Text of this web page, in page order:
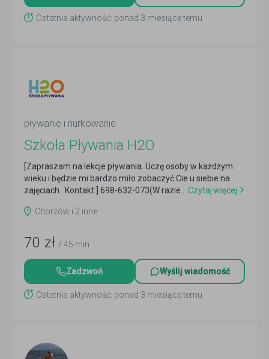
Ostatnia aktywność: ponad 3 miesiące temu
pływanie i nurkowanie
Szkoła Pływania H2O
[Zapraszam na lekcje pływania. Uczę osoby w każdżym
wieku i będzie mi bardzo miło zobaczyć Cie u siebie na
zajęciach. Kontakt:] 698-632-073(W razie...
Czytaj więcej
Chorzów i 2 inne
70 zł / 45 min
Zadzwoń Wyślij wiadomość
Ostatnia aktywność: ponad 3 miesiące temu